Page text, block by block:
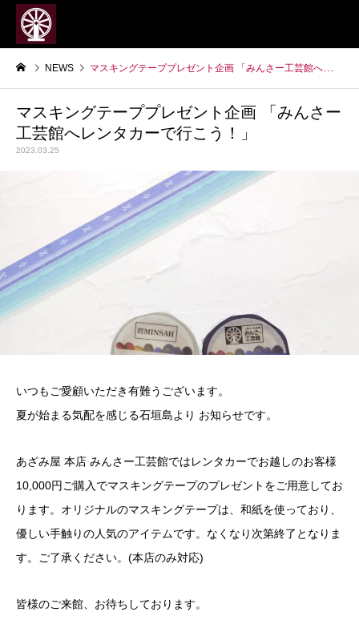
NEWS マスキングテーププレゼント企画 「みんさー工芸館へレンタカーで行こう！」
マスキングテーププレゼント企画 「みんさー
工芸館へレンタカーで行こう！」
2023.03.25
いつもご愛顧いただき有難うございます。
夏が始まる気配を感じる石垣島より お知らせです。
あざみ屋 本店 みんさー工芸館ではレンタカーでお越しのお客様
10,000円ご購入でマスキングテープのプレゼントをご用意してお
ります。オリジナルのマスキングテープは、和紙を使っており、
優しい手触りの人気のアイテムです。なくなり次第終了となりま
す。ご了承ください。(本店のみ対応)
皆様のご来館、お待ちしております。